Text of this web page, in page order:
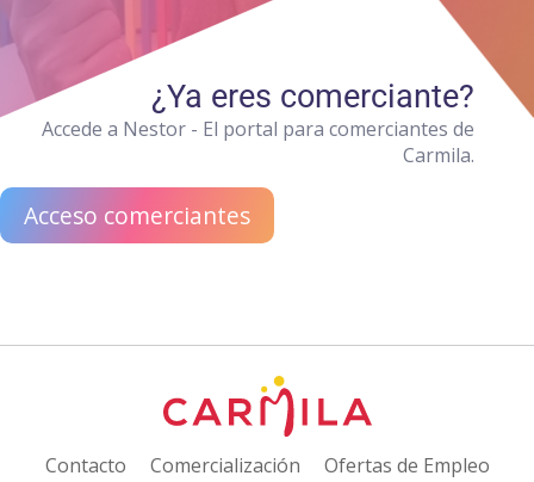
¿Ya eres comerciante?
Accede a Nestor - El portal para comerciantes de
Carmila.
Acceso comerciantes
Contacto Comercialización Ofertas de Empleo